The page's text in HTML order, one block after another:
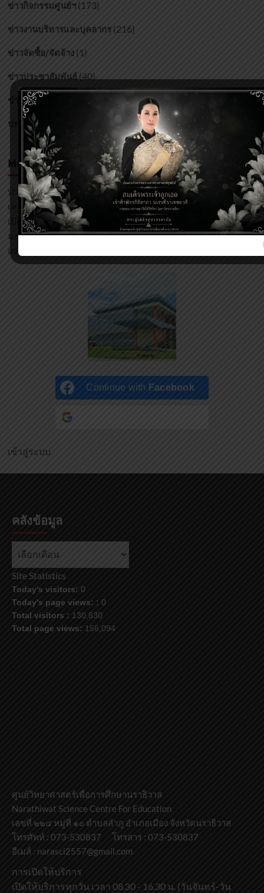
ข่าวกิจกรรมศูนย์ฯ(173)
ข่าวงานบริหารและบุคลากร(216)
ข่าวจัดซื้อ/จัดจ้าง(1)
ข่าวประชาสัมพันธ์(40)
ข่าวแจ้งเวียน
บทความ (27)
Most Viewed Posts
ปรากฏการณ์จันทรุปราคา(42,980)
เครื่องตะบันน้ำ Hidraulic Ram Pump(7,117)
เปิดโลกพลังงานทดแทน
(6,982)
มะกอกป่า(4,377)
แพลงก์ตอนพืช คืออะไร?
Continue with Facebook
เข้าสู่ระบบ
คลังข้อมูล
คลัง
Site Statistics
Today's visitors: 0
Today's page views: : 0
Total visitors : 130,830
Total page views: 156,094
ศูนย์วิทยาศาสตร์เพื่อการศึกษานราธิวาส
Narathiwat Science Centre For Education
เลขที่ ๒๒๔ หมู่ที่ ๑๐ ตำบลลำภู อำเภอเมือง จังหวัดนราธิวาส
โทรศัพท์ : 073-530837 โทรสาร : 073-530837
อีเมล์ : narasci2557@gmail.com
การเปิดให้บริการ
เปิดให้บริการทุกวัน เวลา 08.30 - 16.30 น. (วันจันทร์-วัน